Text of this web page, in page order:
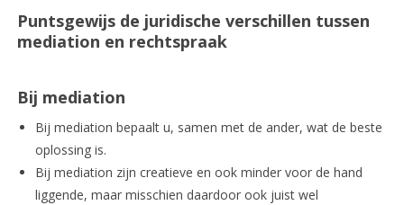
Puntsgewijs de juridische verschillen tussen
mediation en rechtspraak
Bij mediation
Bij mediation bepaalt u, samen met de ander, wat de beste
oplossing is.
Bij mediation zijn creatieve en ook minder voor de hand
liggende, maar misschien daardoor ook juist wel